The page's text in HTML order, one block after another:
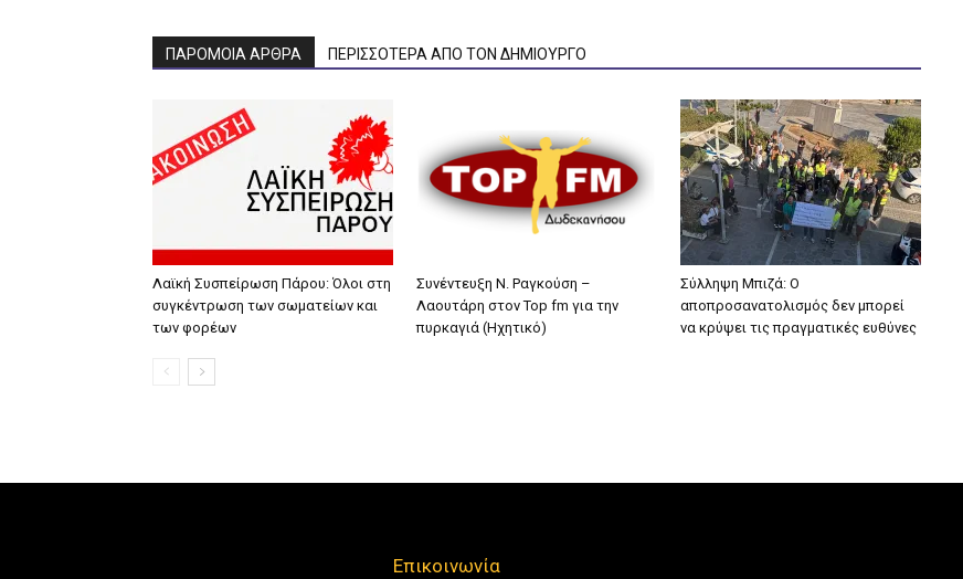
ΠΑΡΟΜΟΙΑ ΑΡΘΡΑ ΠΕΡΙΣΣΟΤΕΡΑ ΑΠΟ ΤΟΝ ΔΗΜΙΟΥΡΓΟ
Λαϊκή Συσπείρωση Πάρου: Όλοι στη
συγκέντρωση των σωματείων και
των φορέων
Συνέντευξη Ν. Ραγκούση –
Λαουτάρη στον Top fm για την
πυρκαγιά (Ηχητικό)
Σύλληψη Μπιζά: Ο
αποπροσανατολισμός δεν μπορεί
να κρύψει τις πραγματικές ευθύνες
Επικοινωνία